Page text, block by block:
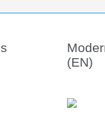
(EN)